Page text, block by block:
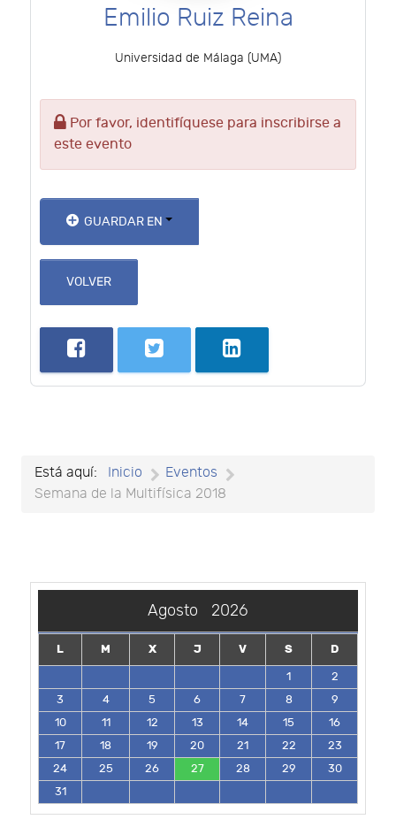
Emilio Ruiz Reina
Universidad de Málaga (UMA)
Por favor, identifíquese para inscribirse a
este evento
GUARDAR EN
VOLVER
Está aquí: Inicio
Eventos
Semana de la Multifísica 2018
Agosto 2026
L M X J V S
D
1
2
3
4 5 6 7 8
9
10
11 12 13 14 15
16
17
18 19 20 21 22
23
24
25 26 27 28 29
30
31